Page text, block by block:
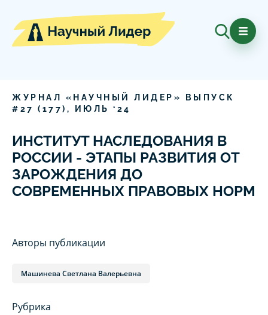
ЖУРНАЛ «НАУЧНЫЙ ЛИДЕР» ВЫПУСК
# 27 ( 177), ИЮЛЬ ‘ 24
ИНСТИТУТ НАСЛЕДОВАНИЯ В
РОССИИ - ЭТАПЫ РАЗВИТИЯ ОТ
ЗАРОЖДЕНИЯ ДО
СОВРЕМЕННЫХ ПРАВОВЫХ НОРМ
Авторы публикации
Машинева Светлана Валерьевна
Рубрика